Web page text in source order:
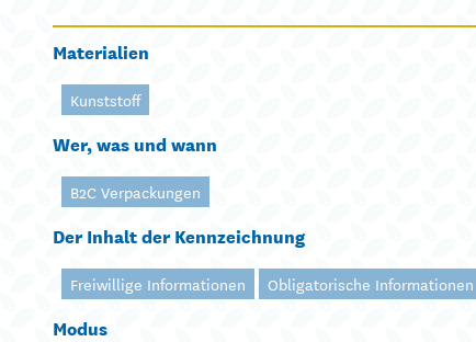
Materialien
Kunststoff
Wer, was und wann
B2C Verpackungen
Der Inhalt der Kennzeichnung
Freiwillige Informationen Obligatorische Informationen
Modus